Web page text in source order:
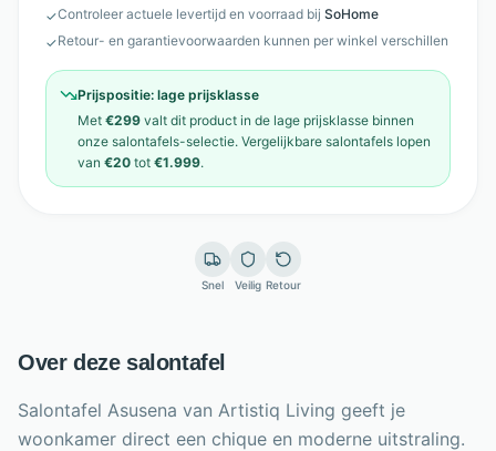
✓Controleer actuele levertijd en voorraad bij SoHome
✓Retour- en garantievoorwaarden kunnen per winkel verschillen
Prijspositie: lage prijsklasse
Met €299 valt dit product in de lage prijsklasse binnen
onze salontafels-selectie. Vergelijkbare salontafels lopen
van €20 tot €1.999.
Snel Veilig Retour
Over deze salontafel
Salontafel Asusena van Artistiq Living geeft je
woonkamer direct een chique en moderne uitstraling.